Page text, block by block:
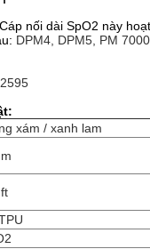
nối dài SpO2 này
DPM4, DPM5, PM
xám / xanh lam